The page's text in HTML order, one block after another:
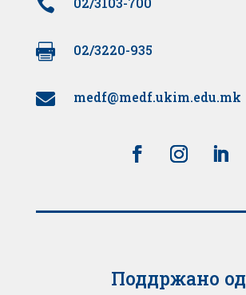

 02/3220-935
 medf@medf.ukim.edu.mk
Поддржано од